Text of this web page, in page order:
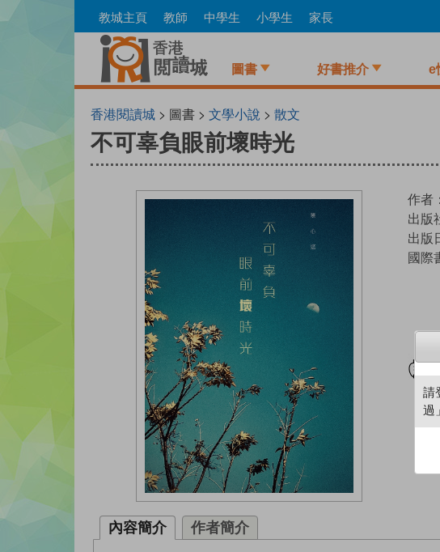
to
教城主頁 教師 中學生 小學生 家長
圖書 好書推介 e
香港閱讀城> 圖書 > 文學小說 > 散文
不可辜負眼前壞時光
作者：
出版
出版
國際
內容簡介 作者簡介
請
過